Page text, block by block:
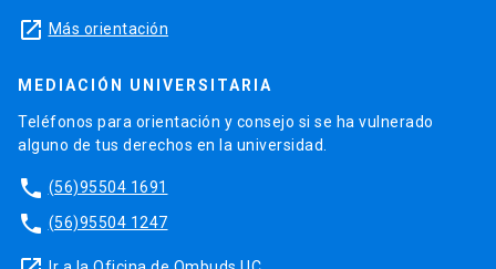
launch Más orientación
MEDIACIÓN UNIVERSITARIA
Teléfonos para orientación y consejo si se ha vulnerado
alguno de tus derechos en la universidad.
phone (56)95504 1691
phone (56)95504 1247